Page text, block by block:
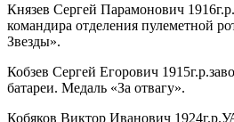
Князев Сергей Парамонович
командира отделения пулеметной
Звезды».
Кобзев Сергей Егорович
батареи. Медаль «За отвагу».
Кобяков Виктор Иванович